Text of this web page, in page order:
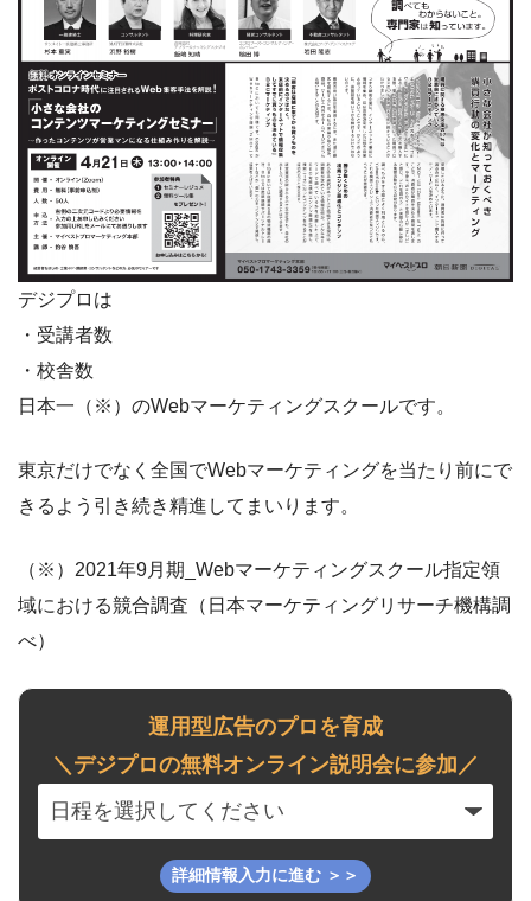
デジプロは
・受講者数
・校舎数
日本一（※）のWebマーケティングスクールです。
東京だけでなく全国でWebマーケティングを当たり前にで
きるよう引き続き精進してまいります。
（※）2021年9月期_Webマーケティングスクール指定領
域における競合調査（日本マーケティングリサーチ機構調
べ）
運用型広告のプロを育成
＼デジプロの無料オンライン説明会に参加／